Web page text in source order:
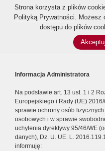
Strona korzysta z plików
Polityką Prywatności. Możesz
dostępu do plików
Informacja Administratora
Na podstawie art. 13 ust. 1 i 2
Europejskiego i Rady (UE)
sprawie ochrony osób
osobowych i w sprawie
uchylenia dyrektywy 95/46/WE
danych), Dz. U. UE. L.
informuję: